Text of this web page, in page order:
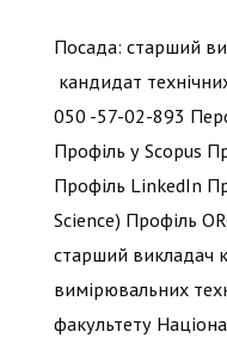
Посада: старший
кандидат
050 -57-02-893
Профіль у Scopus
Профіль LinkedIn
Science) Профіль
старший викладач
вимірювальних
факультету